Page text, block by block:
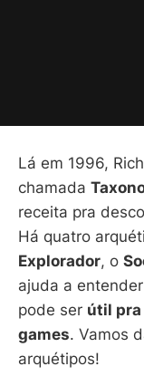
Lá em 1996,
chamada
receita pra
Há quatro
Explorador, o
ajuda a
pode ser útil pra
games. Vamos
arquétipos!